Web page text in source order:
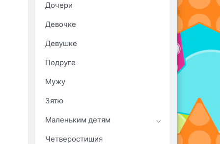
Дочери
Девочке
Девушке
Подруге
Мужу
Зятю
Маленьким детям
Четверостишия